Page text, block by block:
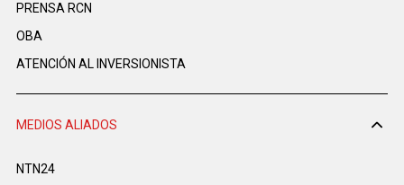
PRENSA RCN
OBA
ATENCIÓN AL INVERSIONISTA
MEDIOS ALIADOS
NTN24